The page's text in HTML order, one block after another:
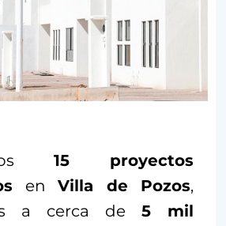
15 proyectos
en Villa de Pozos,
a cerca de 5 mil